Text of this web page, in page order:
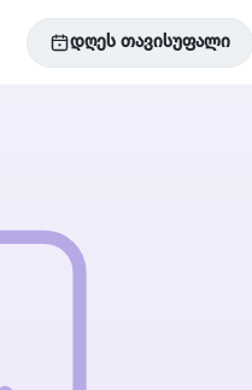
დღეს თავისუფალი